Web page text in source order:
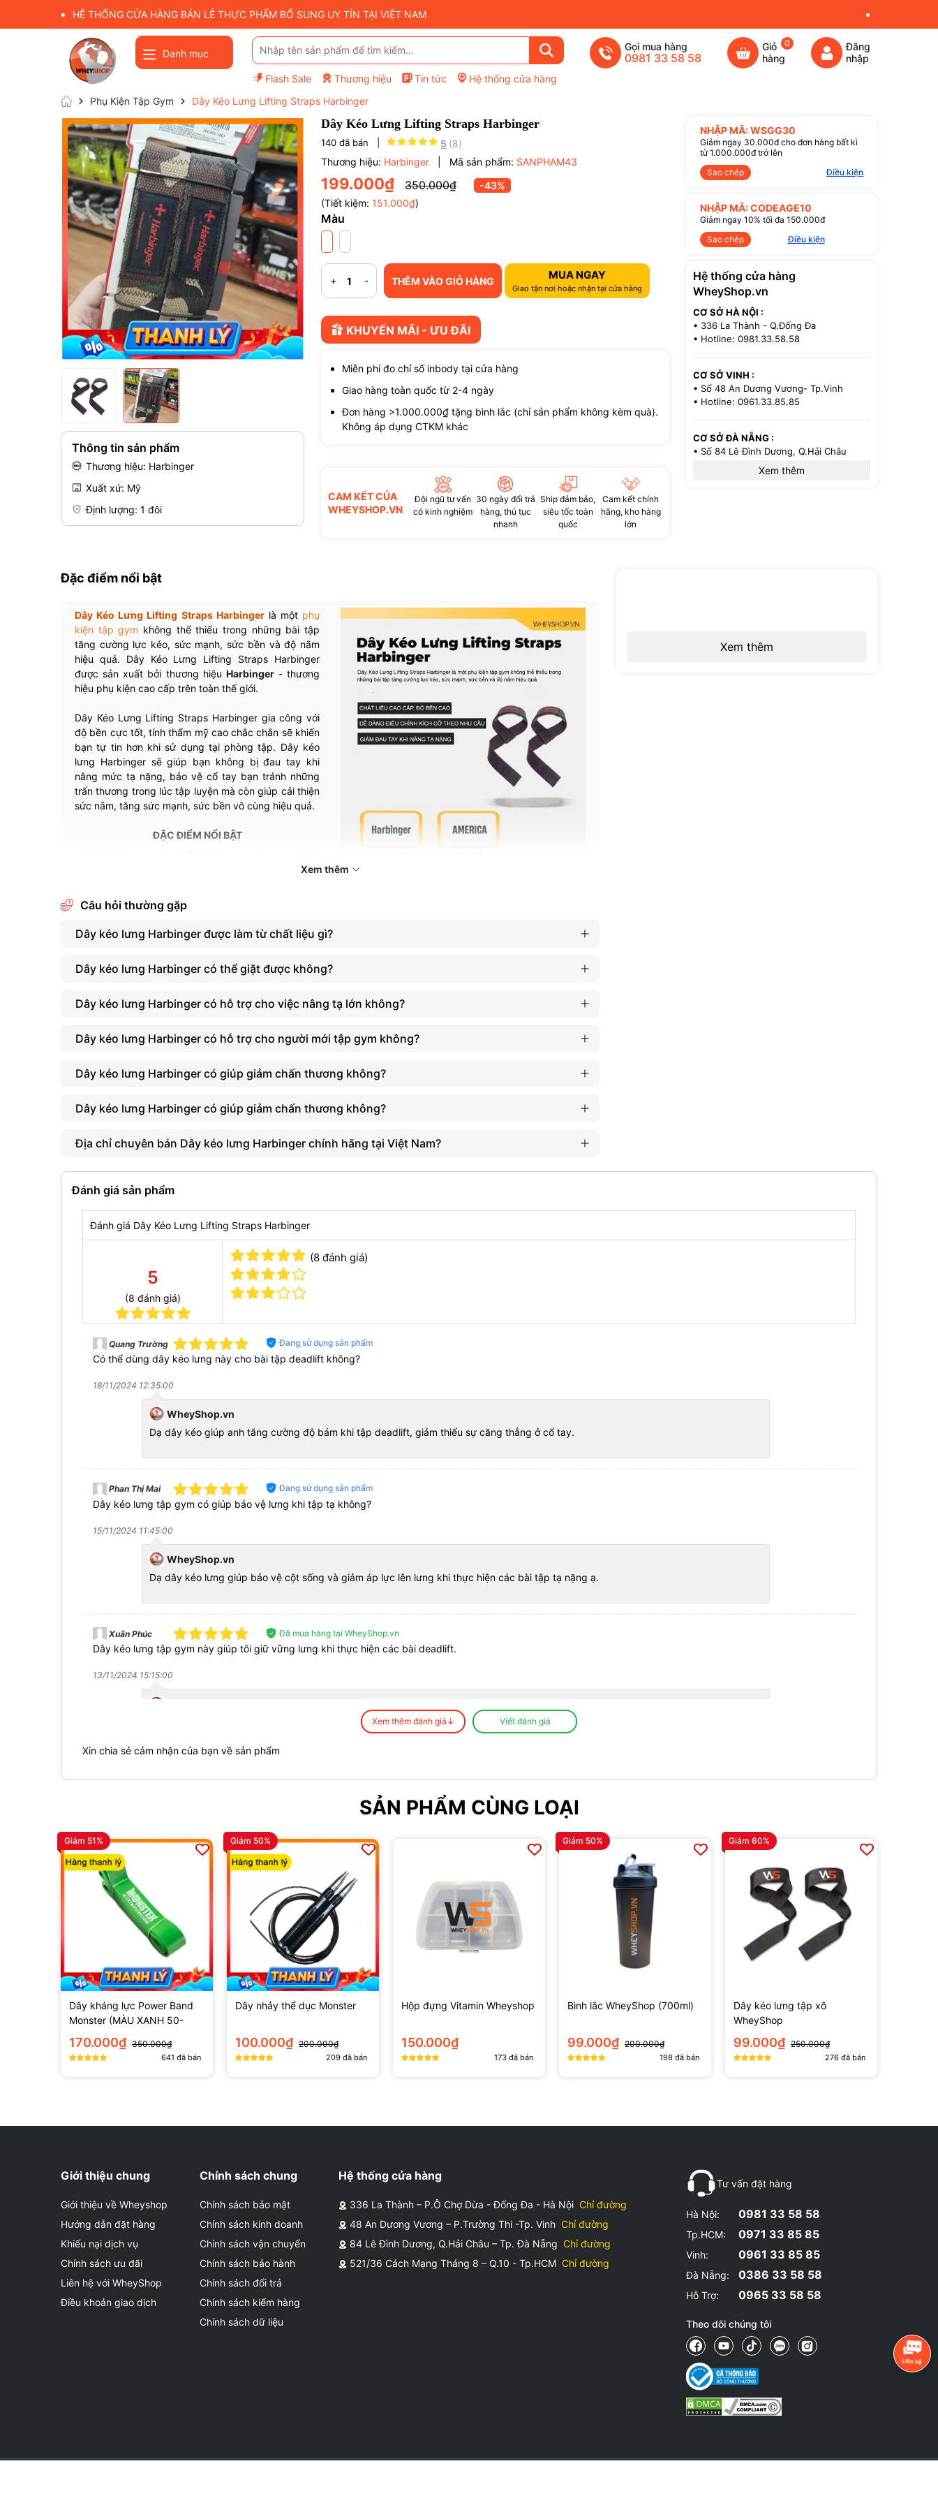
HỆ THỐNG CỬA HÀNG BÁN LẺ THỰC PHẨM BỔ SUNG UY TÍN TẠI VIỆT NAM
Danh mục
Flash Sale Thương hiệu Tin tức Hệ thống cửa hàng
Gọi mua hàng
0981 33 58 58
Giỏ
hàng
0
Đăng
nhập
Phụ Kiện Tập Gym Dây Kéo Lưng Lifting Straps Harbinger
Thông tin sản phẩm
Thương hiệu: Harbinger
Xuất xứ: Mỹ
Định lượng: 1 đôi
Dây Kéo Lưng Lifting Straps Harbinger
140 đã bán | 5 (8)
Thương hiệu: Harbinger Mã sản phẩm: SANPHAM43
199.000₫ 350.000₫
-43%
(Tiết kiệm:151.000₫)
Màu
-
+ THÊM VÀO GIỎ HÀNG MUA NGAY
Giao tận nơi hoặc nhận tại cửa hàng
KHUYẾN MÃI - ƯU ĐÃI
Miễn phí đo chỉ số inbody tại cửa hàng
Giao hàng toàn quốc từ 2-4 ngày
Đơn hàng >1.000.000₫ tặng bình lắc (chỉ sản phẩm không kèm quà).
Không áp dụng CTKM khác
CAM KẾT CỦA
WHEYSHOP.VN
Đội ngũ tư vấn
có kinh nghiệm
30 ngày đổi trả
hàng, thủ tục
nhanh
Ship đảm bảo,
siêu tốc toàn
quốc
Cam kết chính
hãng, kho hàng
lớn
NHẬP MÃ: WSGG30
Giảm ngay 30.000đ cho đơn hàng bất kì
từ 1.000.000đ trở lên
Sao chép
Điều kiện
NHẬP MÃ: CODEAGE10
Giảm ngay 10% tối đa 150.000đ
Sao chép
Điều kiện
Hệ thống cửa hàng
WheyShop.vn
CƠ SỞ HÀ NỘI :
• 336 La Thành - Q.Đống Đa
• Hotline: 0981.33.58.58
CƠ SỞ VINH :
• Số 48 An Dương Vương- Tp.Vinh
• Hotline: 0961.33.85.85
CƠ SỞ ĐÀ NẴNG :
• Số 84 Lê Đình Dương, Q.Hải Châu
• Hotline: 0386.33.58.58
Xem thêm
Đặc điểm nổi bật
Dây Kéo Lưng Lifting Straps Harbingerlà một phụ
kiện tập gym không thể thiếu trong những bài tập
tăng cường lực kéo, sức mạnh, sức bền và độ nắm
hiệu quả. Dây Kéo Lưng Lifting Straps Harbinger
được sản xuất bởi thương hiệu Harbinger- thương
hiệu phụ kiện cao cấp trên toàn thế giới.
Dây Kéo Lưng Lifting Straps Harbinger gia công với
độ bền cực tốt, tính thẩm mỹ cao chắc chắn sẽ khiến
bạn tự tin hơn khi sử dụng tại phòng tập. Dây kéo
lưng Harbinger sẽ giúp bạn không bị đau tay khi
nâng mức tạ nặng, bảo vệ cổ tay bạn tránh những
trấn thương trong lúc tập luyện mà còn giúp cải thiện
sức nắm, tăng sức mạnh, sức bền vô cùng hiệu quả.
ĐẶC ĐIỂM NỔI BẬT
Gồm 2 dây đeo tay với độ dài mỗi dây là 50cm
vừa với cổ tay của bạn
cơ bắp hiệu quả hơn.
tránh tuột tay, an toàn khi tập luyện.
Tránh việc giãn các khớp ngón tay, bảo vệ cổ tay.
⇒ Tham khảo danh mục các sản phẩm Phụ kiện tập
Xem thêm
Câu hỏi thường gặp
Dây kéo lưng Harbinger được làm từ chất liệu gì?
Dây kéo lưng Harbinger có thể giặt được không?
Dây kéo lưng Harbinger có hỗ trợ cho việc nâng tạ lớn không?
Dây kéo lưng Harbinger có hỗ trợ cho người mới tập gym không?
Dây kéo lưng Harbinger có giúp giảm chấn thương không?
Dây kéo lưng Harbinger có giúp giảm chấn thương không?
Địa chỉ chuyên bán Dây kéo lưng Harbinger chính hãng tại Việt Nam?
Xem thêm
Đánh giá sản phẩm
Đánh giá Dây Kéo Lưng Lifting Straps Harbinger
5
(8 đánh giá)
(8 đánh giá)
Xem thêm đánh giá↓ Viết đánh giá
Quang Trường Đang sử dụng sản phẩm
Có thể dùng dây kéo lưng này cho bài tập deadlift không?
18/11/2024 12:35:00
WheyShop.vn
Dạ dây kéo giúp anh tăng cường độ bám khi tập deadlift, giảm thiểu sự căng thẳng ở cổ tay.
Phan Thị Mai Đang sử dụng sản phẩm
Dây kéo lưng tập gym có giúp bảo vệ lưng khi tập tạ không?
15/11/2024 11:45:00
WheyShop.vn
Dạ dây kéo lưng giúp bảo vệ cột sống và giảm áp lực lên lưng khi thực hiện các bài tập tạ nặng ạ.
Xuân Phúc Đã mua hàng tại WheyShop.vn
Dây kéo lưng tập gym này giúp tôi giữ vững lưng khi thực hiện các bài deadlift.
13/11/2024 15:15:00
Văn Hùng Đã mua hàng tại WheyShop.vn
Dây kéo lưng tập gym này hỗ trợ nâng tạ rất tốt, giúp tôi giữ vững tư thế và tập trung hơn.
WheyShop.vn
Dạ vâng cảm ơn anh đã ủng hộ Shop ạ
Hữu Đạt Đã mua hàng tại WheyShop.vn
Dây kéo lưng hỗ trợ rất tốt khi tập deadlift, giúp tôi tăng hiệu suất mà không bị đau lưng.
11/11/2024 21:05:00
WheyShop.vn
Dạ vâng cảm ơn anh đã ủng hộ Shop ạ
Đã mua hàng tại WheyShop.vn
Dây kéo đẹp, tập rất thoải mái
WheyShop.vn
Dạ vâng cảm ơn anh đã ủng hộ Shop ạ
Xin chia sẻ cảm nhận của bạn về sản phẩm
SẢN PHẨM CÙNG LOẠI
Giảm 51%
Dây kháng lực Power Band
Monster (MÀU XANH 50-
125lbs)
170.000₫ 350.000₫
641 đã bán
Giảm 50%
Dây nhảy thể dục Monster
100.000₫ 200.000₫
209 đã bán
Hộp đựng Vitamin Wheyshop
150.000₫
173 đã bán
Giảm 50%
Bình lắc WheyShop (700ml)
99.000₫ 200.000₫
198 đã bán
Giảm 60%
Dây kéo lưng tập xô
WheyShop
99.000₫ 250.000₫
276 đã bán
Mã giảm giá:
Điều kiện:
Giới thiệu chung
Giới thiệu về Wheyshop
Hướng dẫn đặt hàng
Khiếu nại dịch vụ
Chính sách ưu đãi
Liên hệ với WheyShop
Điều khoản giao dịch
Chính sách chung
Chính sách bảo mật
Chính sách kinh doanh
Chính sách vận chuyển
Chính sách bảo hành
Chính sách đổi trả
Chính sách kiểm hàng
Chính sách dữ liệu
Hệ thống cửa hàng
336 La Thành – P.Ô Chợ Dừa - Đống Đa - Hà Nội Chỉ đường
48 An Dương Vương – P.Trường Thi -Tp. Vinh Chỉ đường
84 Lê Đình Dương, Q.Hải Châu – Tp. Đà Nẵng Chỉ đường
521/36 Cách Mạng Tháng 8 – Q.10 - Tp.HCM Chỉ đường
Tư vấn đặt hàng
Hà Nội: 0981 33 58 58
Tp.HCM: 0971 33 85 85
Vinh: 0961 33 85 85
Đà Nẵng: 0386 33 58 58
Hỗ Trợ: 0965 33 58 58
Theo dõi chúng tôi